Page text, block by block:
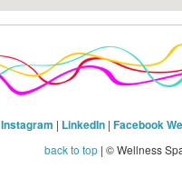
Instagram | LinkedIn | Facebook
back to top | © Wellness